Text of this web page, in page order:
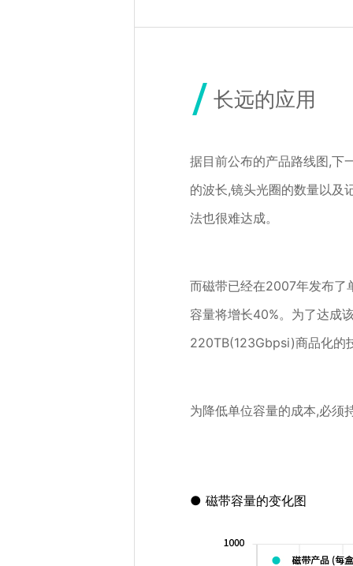
长远的应用
据目前公布的产品路线图,下
的波长,镜头光圈的数量以及
法也很难达成。
而磁带已经在2007年发布了
容量将增长40%。为了达成
220TB(123Gbpsi)商品化的
为降低单位容量的成本,必须
磁带容量的变化图